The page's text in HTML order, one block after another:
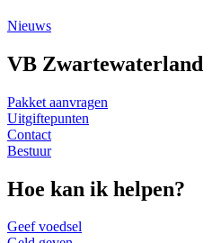
Nieuws
VB Zwartewaterland
Pakket aanvragen
Uitgiftepunten
Contact
Bestuur
Hoe kan ik helpen?
Geef voedsel